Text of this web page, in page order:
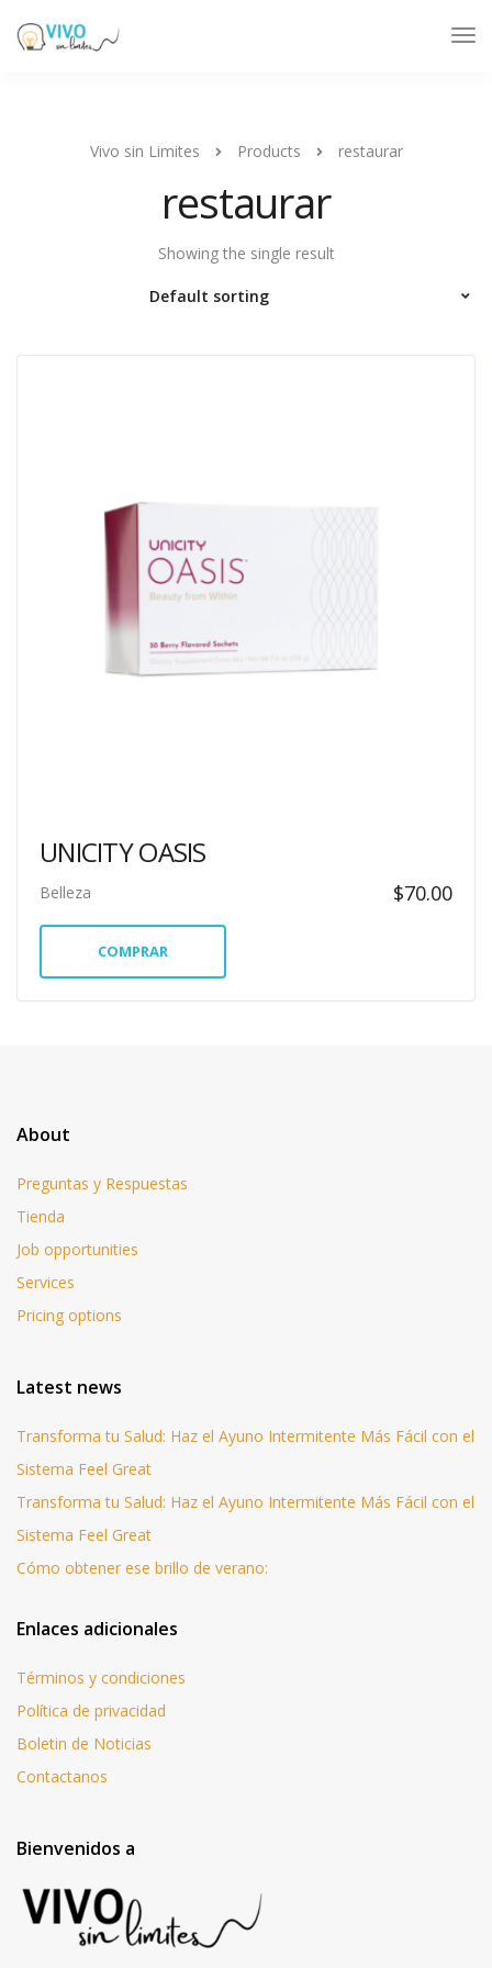
Vivo sin Limites Products restaurar
restaurar
Showing the single result
UNICITY OASIS
Belleza $70.00
COMPRAR
About
Preguntas y Respuestas
Tienda
Job opportunities
Services
Pricing options
Latest news
Transforma tu Salud: Haz el Ayuno Intermitente Más Fácil con el
Sistema Feel Great
Transforma tu Salud: Haz el Ayuno Intermitente Más Fácil con el
Sistema Feel Great
Cómo obtener ese brillo de verano:
Enlaces adicionales
Términos y condiciones
Política de privacidad
Boletin de Noticias
Contactanos
Bienvenidos a